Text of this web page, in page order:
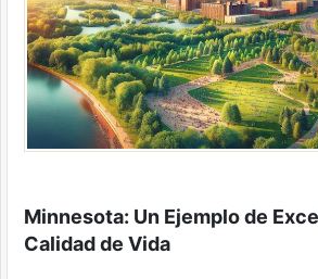
Minnesota: Un Ejemplo de
Calidad de Vida